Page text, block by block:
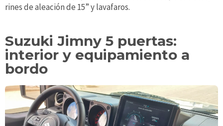
rines de aleación de 15” y lavafaros.
Suzuki Jimny 5 puertas:
interior y equipamiento a
bordo